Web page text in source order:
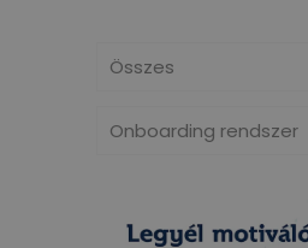
Összes
Onboarding rendszer